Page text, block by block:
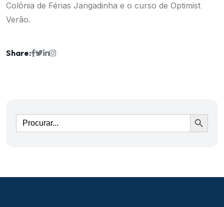
Colônia de Férias Jangadinha e o curso de Optimist
Verão.
Share:
Ir